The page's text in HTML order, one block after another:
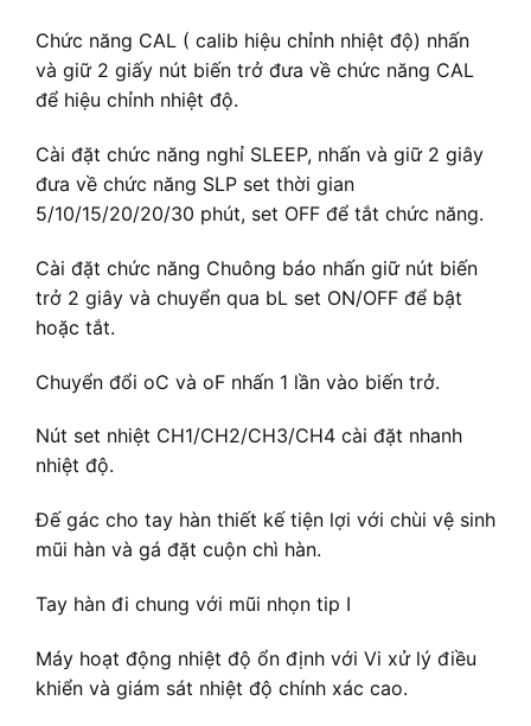
Chức năng CAL ( calib hiệu chỉnh nhiệt độ) nhấn
và giữ 2 giấy nút biến trở đưa về chức năng CAL
để hiệu chỉnh nhiệt độ.
Cài đặt chức năng nghỉ SLEEP, nhấn và giữ 2 giây
đưa về chức năng SLP set thời gian
5/10/15/20/20/30 phút, set OFF để tắt chức năng.
Cài đặt chức năng Chuông báo nhấn giữ nút biến
trở 2 giây và chuyển qua bL set ON/OFF để bật
hoặc tắt.
Chuyển đổi oC và oF nhấn 1 lần vào biến trở.
Nút set nhiệt CH1/CH2/CH3/CH4 cài đặt nhanh
nhiệt độ.
Đế gác cho tay hàn thiết kế tiện lợi với chùi vệ sinh
mũi hàn và gá đặt cuộn chì hàn.
Tay hàn đi chung với mũi nhọn tip I
Máy hoạt động nhiệt độ ổn định với Vi xử lý điều
khiển và giám sát nhiệt độ chính xác cao.